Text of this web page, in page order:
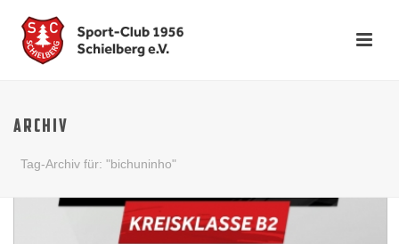
ARCHIV
Tag-Archiv für: "bichuninho"